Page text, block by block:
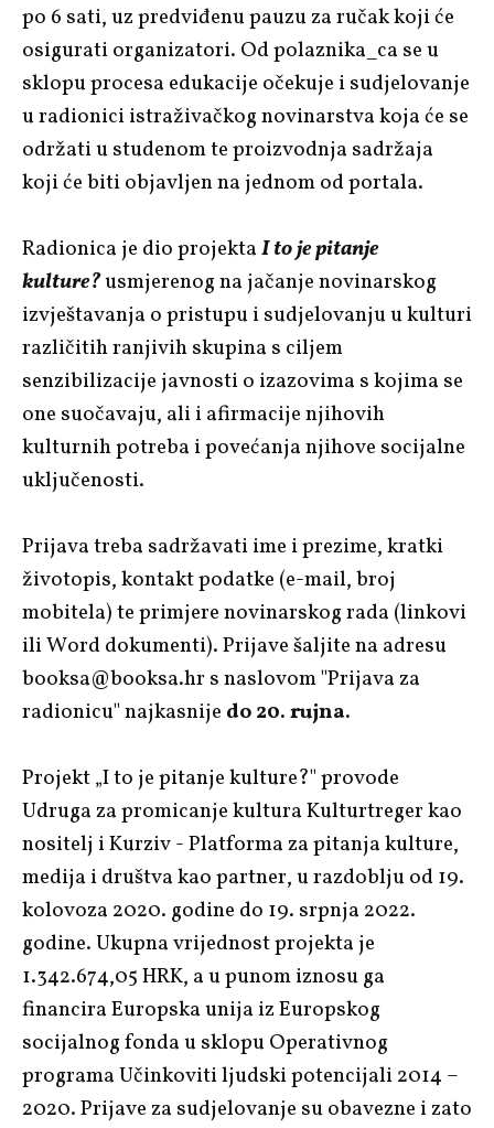
po 6 sati, uz predviđenu pauzu za ručak koji će
osigurati organizatori. Od polaznika_ca se u
sklopu procesa edukacije očekuje i sudjelovanje
u radionici istraživačkog novinarstva koja će se
održati u studenom te proizvodnja sadržaja
koji će biti objavljen na jednom od portala.
Radionica je dio projektaI to je pitanje
kulture?usmjerenog na jačanje novinarskog
izvještavanja o pristupu i sudjelovanju u kulturi
različitih ranjivih skupina s ciljem
senzibilizacije javnosti o izazovima s kojima se
one suočavaju, ali i afirmacije njihovih
kulturnih potreba i povećanja njihove socijalne
uključenosti.
Prijava treba sadržavati ime i prezime, kratki
životopis, kontakt podatke (e-mail, broj
mobitela) te primjere novinarskog rada (linkovi
ili Word dokumenti). Prijave šaljite na adresu
booksa@booksa.hr s naslovom "Prijava za
radionicu" najkasnije do 20. rujna.
Projekt „I to je pitanje kulture?" provode
Udruga za promicanje kultura Kulturtreger kao
nositelj i Kurziv - Platforma za pitanja kulture,
medija i društva kao partner, u razdoblju od 19.
kolovoza 2020. godine do 19. srpnja 2022.
godine. Ukupna vrijednost projekta je
1.342.674,05 HRK, a u punom iznosu ga
financira Europska unija iz Europskog
socijalnog fonda u sklopu Operativnog
programa Učinkoviti ljudski potencijali 2014 –
2020. Prijave za sudjelovanje su obavezne i zato